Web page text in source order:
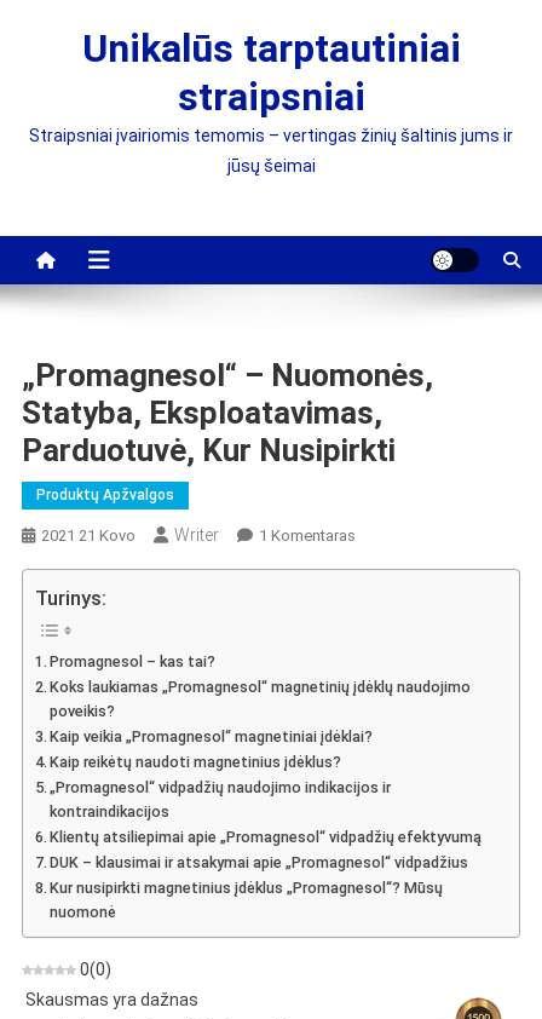
Unikalūs tarptautiniai
straipsniai
Straipsniai įvairiomis temomis – vertingas žinių šaltinis jums ir
jūsų šeimai
„Promagnesol“ – Nuomonės,
Statyba, Eksploatavimas,
Parduotuvė, Kur Nusipirkti
Produktų Apžvalgos
2021 21 Kovo Writer 1 KomentarasĮraše
Parduotuvė,
Kur
Turinys:
Promagnesol – kas tai?
Koks laukiamas „Promagnesol“ magnetinių įdėklų naudojimo
poveikis?
Kaip veikia „Promagnesol“ magnetiniai įdėklai?
Kaip reikėtų naudoti magnetinius įdėklus?
„Promagnesol“ vidpadžių naudojimo indikacijos ir
kontraindikacijos
Klientų atsiliepimai apie „Promagnesol“ vidpadžių efektyvumą
DUK – klausimai ir atsakymai apie „Promagnesol“ vidpadžius
Kur nusipirkti magnetinius įdėklus „Promagnesol“? Mūsų
nuomonė
0(0)
Skausmas yra dažnas